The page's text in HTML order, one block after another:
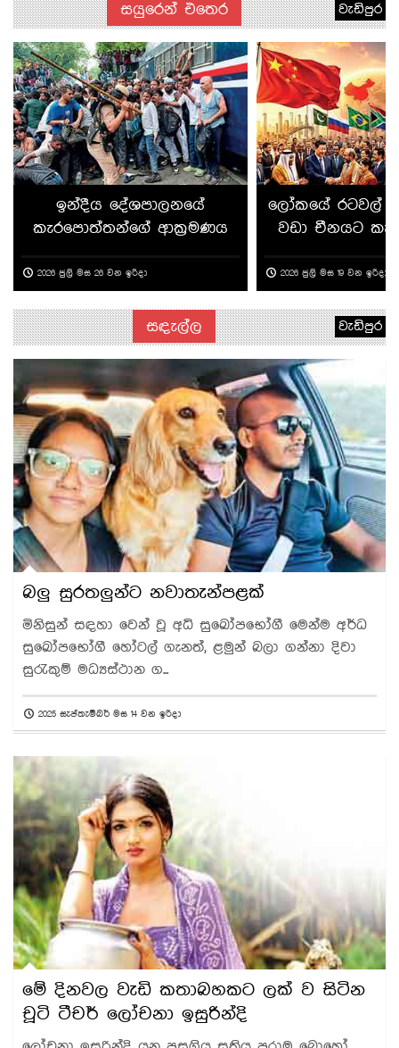
සයුරෙන් එතෙර වැඩිපුර
ඉන්දීය දේශපාලනයේ
කැරපොත්තන්ගේ ආක්‍රමණය
2026 ජුලි මස 26 වන ඉරිදා
ලෝකයේ රටවල්
වඩා චීනයට
2026 ජුලි මස 19 වන ඉරිදා
සඳැල්ල වැඩිපුර
බලු සුරතලුන්ට නවාතැන්පළක්
මිනිසුන් සඳහා වෙන් වූ අධි සුඛෝපභෝගී මෙන්ම අර්ධ
සුඛෝපභෝගී හෝටල් ගැනත්, ළමුන් බලා ගන්නා දිවා
සුරැකුම් මධ්‍යස්ථාන ග...
2025 සැප්තැම්බර් මස 14 වන ඉරිදා
මේ දිනවල වැඩි කතාබහකට ලක් ව සිටින
චූටි ටීචර් ලෝචනා ඉසුරින්දි